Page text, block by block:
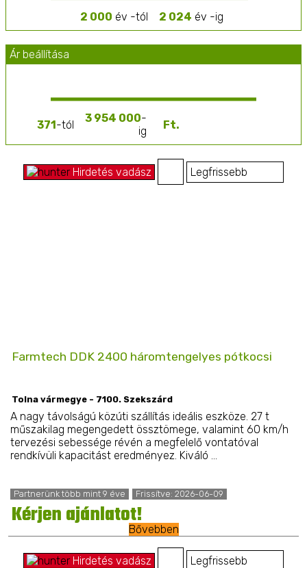
2 000 év -tól 2 024 év -ig
Ár beállítása
371-tól 3 954 000-
ig
Hirdetés vadász
Farmtech DDK 2400 háromtengelyes pótkocsi
Tolna vármegye - 7100. Szekszárd
A nagy távolságú közúti szállítás ideális eszköze. 27 t
műszakilag megengedett össztömege, valamint 60 km/h
tervezési sebessége révén a megfelelő vontatóval
rendkívüli kapacitást eredményez. Kiváló ...
Partnerünk több mint 9 éve Frissítve: 2026-06-09
Kérjen ajánlatot!Bővebben
Hirdetés vadász